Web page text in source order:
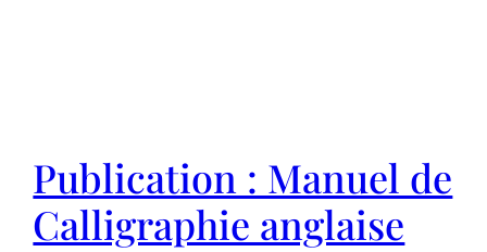
Publication : Manuel de
Calligraphie anglaise